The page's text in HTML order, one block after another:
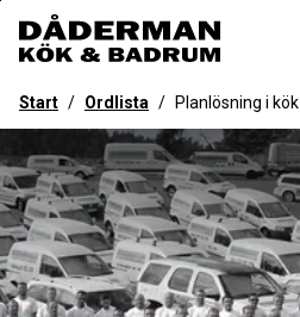
övergripande
för
webbplatsen
Start / Ordlista / Planlösning i kök